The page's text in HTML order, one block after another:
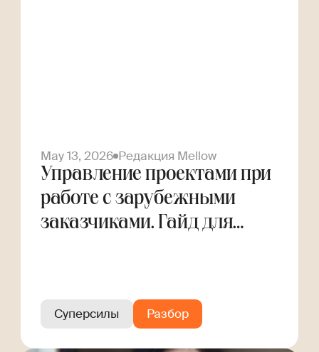
May 13, 2026 Редакция Mellow
Управление проектами при
работе с зарубежными
заказчиками. Гайд для
Суперсилы Разбор